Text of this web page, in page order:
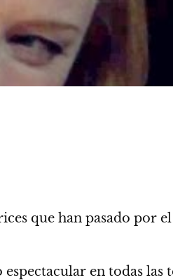
que han pasado por
en todas las